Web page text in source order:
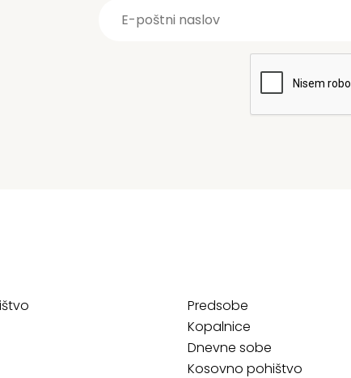
Predsobe
Kopalnice
Dnevne sobe
Kosovno pohištvo